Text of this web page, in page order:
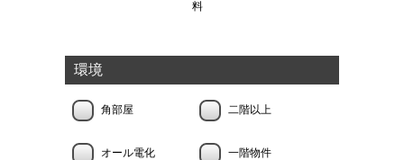
料
環境
角部屋 二階以上
オール電化 一階物件